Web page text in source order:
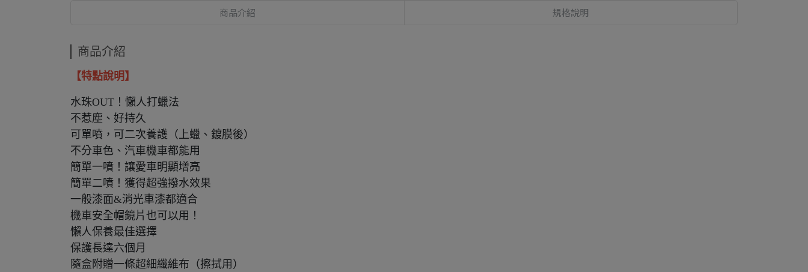
商品介紹 規格說明
商品介紹
【特點說明】
水珠OUT！懶人打蠟法
不惹塵、好持久
可單噴，可二次養護（上蠟、鍍膜後）
不分車色、汽車機車都能用
簡單一噴！讓愛車明顯增亮
簡單二噴！獲得超強撥水效果
一般漆面&消光車漆都適合
機車安全帽鏡片也可以用！
懶人保養最佳選擇
保護長達六個月
隨盒附贈一條超細纖維布（擦拭用）